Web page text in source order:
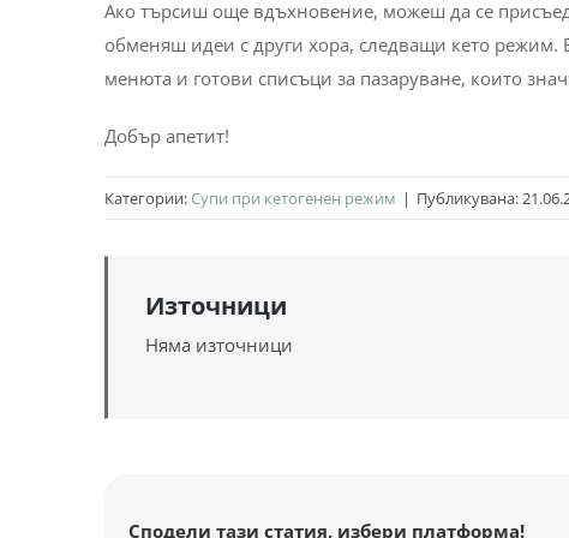
Ако търсиш още вдъхновение, можеш да се
обменяш идеи с други хора, следващи кето режим.
менюта и готови списъци за пазаруване, които
Добър апетит!
Категории:Супи при кетогенен режим | Публикувана:
Източници
Няма източници
Сподели тази статия, избери платформа!